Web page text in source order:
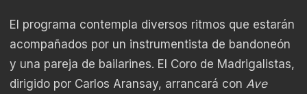
El programa contempla diversos ritmos que estarán
acompañados por un instrumentista de bandoneón
y una pareja de bailarines. El Coro de Madrigalistas,
dirigido por Carlos Aransay, arrancará con Ave